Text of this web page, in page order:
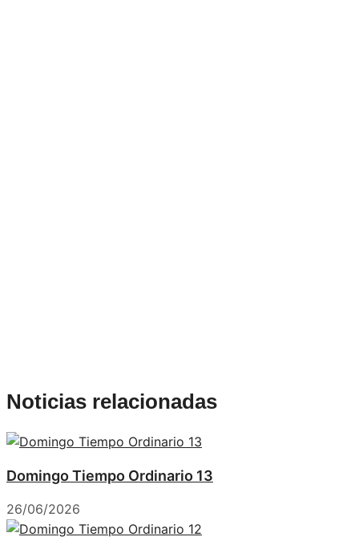
Noticias relacionadas
Domingo Tiempo Ordinario 13
26/06/2026